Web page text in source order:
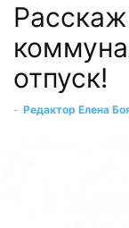
отпуск!
- Редактор Елена